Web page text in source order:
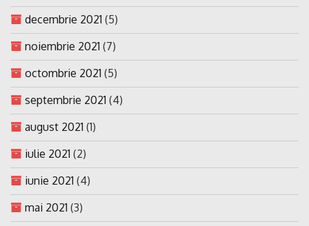
decembrie 2021 (5)
noiembrie 2021 (7)
octombrie 2021 (5)
septembrie 2021 (4)
august 2021 (1)
iulie 2021 (2)
iunie 2021 (4)
mai 2021 (3)